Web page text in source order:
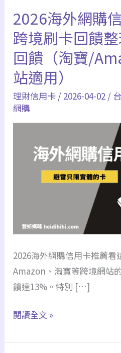
2026海外網購
跨境刷卡回饋
回饋（淘寶/
站適用）
理財信用卡 / 2026-04-02 /
網購
2026海外網購信用卡推薦看
Amazon、淘寶等跨境網站
饋達13%。特別 […]
2026
外
閱讀全文 »